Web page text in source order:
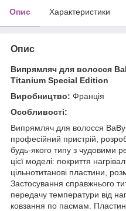
Опис Характеристики
Опис
Випрямляч для волосся
Titanium Special Edition
Виробництво: Франція
Особливості:
Випрямляч для волосся
професійний пристрій,
будь-якого типу з чудовими
цієї моделі: покриття
цільнотитанові пластини,
Застосування справжнього
передачу температури від
ковзання по пасмам.